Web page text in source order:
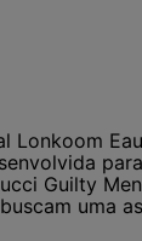
Lonkoom
Guilty
uma